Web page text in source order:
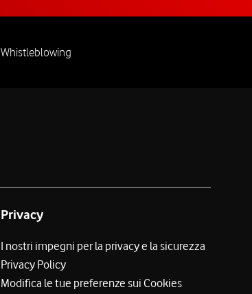
Whistleblowing
Privacy
I nostri impegni per la privacy e la sicurezza
Privacy Policy
Modifica le tue preferenze sui Cookies